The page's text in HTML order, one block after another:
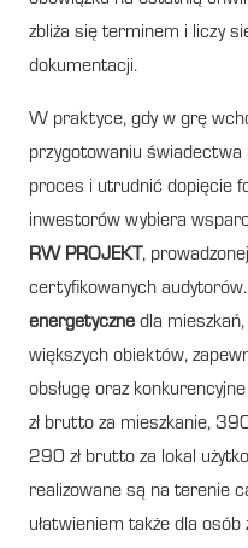
zbliża się terminem i liczy
dokumentacji.
W praktyce, gdy w grę
przygotowaniu świadectwa
proces i utrudnić dopięcie
inwestorów wybiera
RW PROJEKT,
certyfikowanych
energetyczne dla
większych obiektów,
obsługę oraz
zł brutto za mieszkanie,
290 zł brutto za lokal
realizowane są na terenie
ułatwieniem także dla